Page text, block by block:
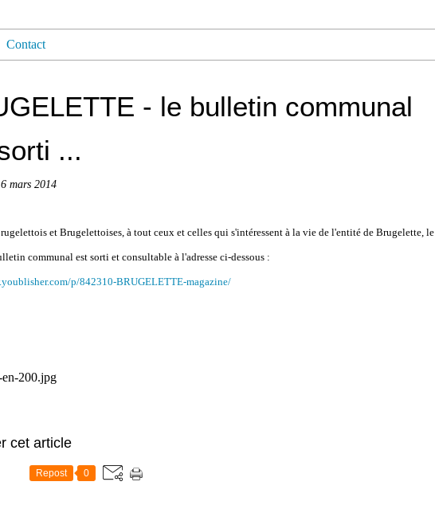
Contact
- le bulletin communal
...
mars 2014
et Brugelettoises, à tout ceux et celles qui s'intéressent à la vie de l'entité de Brugelette, le
communal est sorti et consultable à l'adresse ci-dessous :
p/842310-BRUGELETTE-magazine/
cet article
Repost 0